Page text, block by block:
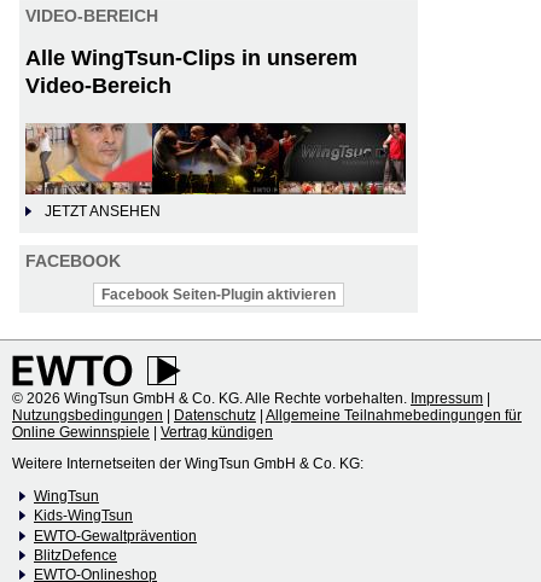
VIDEO-BEREICH
Alle WingTsun-Clips in unserem
Video-Bereich
JETZT ANSEHEN
FACEBOOK
Facebook Seiten-Plugin aktivieren
© 2026 WingTsun GmbH & Co. KG. Alle Rechte vorbehalten. Impressum
Nutzungsbedingungen
Datenschutz Allgemeine Teilnahmebedingungen für
Online Gewinnspiele
Vertrag kündigen
Weitere Internetseiten der WingTsun GmbH & Co. KG:
WingTsun
Kids-WingTsun
EWTO-Gewaltprävention
BlitzDefence
EWTO-Onlineshop